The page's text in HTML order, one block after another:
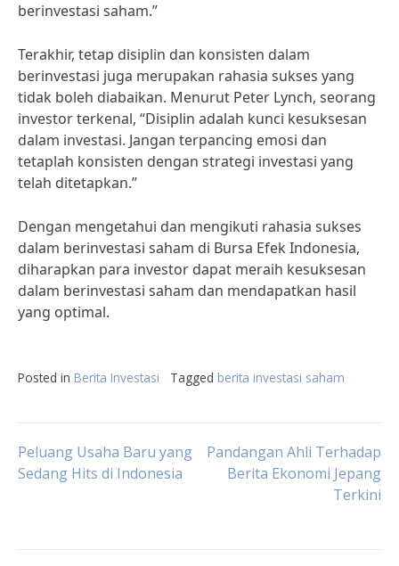
berinvestasi saham.”
Terakhir, tetap disiplin dan konsisten dalam
berinvestasi juga merupakan rahasia sukses yang
tidak boleh diabaikan. Menurut Peter Lynch, seorang
investor terkenal, “Disiplin adalah kunci kesuksesan
dalam investasi. Jangan terpancing emosi dan
tetaplah konsisten dengan strategi investasi yang
telah ditetapkan.”
Dengan mengetahui dan mengikuti rahasia sukses
dalam berinvestasi saham di Bursa Efek Indonesia,
diharapkan para investor dapat meraih kesuksesan
dalam berinvestasi saham dan mendapatkan hasil
yang optimal.
Posted in Berita Investasi Tagged berita investasi saham
Post
Peluang Usaha Baru yang
Sedang Hits di Indonesia
Pandangan Ahli Terhadap
Berita Ekonomi Jepang
Terkini